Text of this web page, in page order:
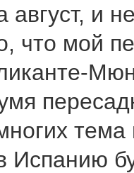
и
что мой
тема
Испанию